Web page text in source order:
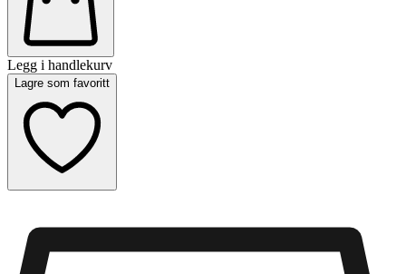
Legg i handlekurv
Lagre som favoritt